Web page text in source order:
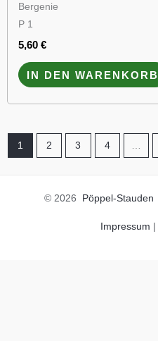
Bergenie
P 1
5,60 €
IN DEN WARENKORB
1 2 3 4 …
© 2026 Pöppel-Stauden
Impressum